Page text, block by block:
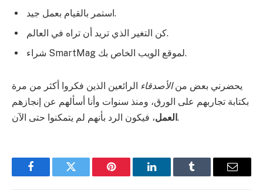
استمر بالقيام بعمل جيد.
كن التغير الذي تريد أن تراه في العالم.
شراء SmartMag لموقع الويب الخاص بك.
يحضرني بعض منالأصدقاء الرائعين الذين فكروا أكثر من مرة
بكتابة تجاربهم على الورق، ومنذ سنوات وأنا أسألهم عن إنجازهم
العمل، فيكون الرد بأنهم لم يتمكنوا حتى الآن.
FacebookTwitter Pinterest LinkedInTumblr Email